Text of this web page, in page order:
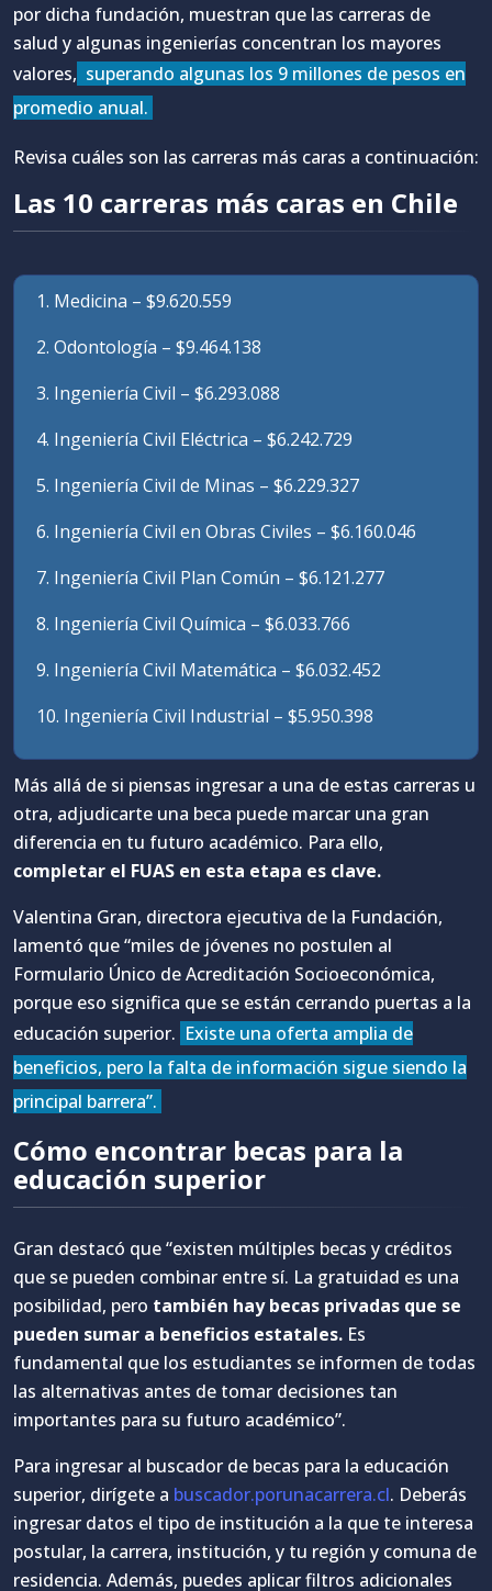
por dicha fundación, muestran que las carreras de
salud y algunas ingenierías concentran los mayores
valores, superando algunas los 9 millones de pesos en
promedio anual.
Revisa cuáles son las carreras más caras a continuación:
Las 10 carreras más caras en Chile
1. Medicina – $9.620.559
2. Odontología – $9.464.138
3. Ingeniería Civil – $6.293.088
4. Ingeniería Civil Eléctrica – $6.242.729
5. Ingeniería Civil de Minas – $6.229.327
6. Ingeniería Civil en Obras Civiles – $6.160.046
7. Ingeniería Civil Plan Común – $6.121.277
8. Ingeniería Civil Química – $6.033.766
9. Ingeniería Civil Matemática – $6.032.452
10. Ingeniería Civil Industrial – $5.950.398
Más allá de si piensas ingresar a una de estas carreras u
otra, adjudicarte una beca puede marcar una gran
diferencia en tu futuro académico. Para ello,
completar el FUAS en esta etapa es clave.
Valentina Gran, directora ejecutiva de la Fundación,
lamentó que “miles de jóvenes no postulen al
Formulario Único de Acreditación Socioeconómica,
porque eso significa que se están cerrando puertas a la
educación superior. Existe una oferta amplia de
beneficios, pero la falta de información sigue siendo la
principal barrera”.
Cómo encontrar becas para la
educación superior
Gran destacó que “existen múltiples becas y créditos
que se pueden combinar entre sí. La gratuidad es una
posibilidad, pero también hay becas privadas que se
pueden sumar a beneficios estatales. Es
fundamental que los estudiantes se informen de todas
las alternativas antes de tomar decisiones tan
importantes para su futuro académico”.
Para ingresar al buscador de becas para la educación
superior, dirígete a buscador.porunacarrera.cl. Deberás
ingresar datos el tipo de institución a la que te interesa
postular, la carrera, institución, y tu región y comuna de
residencia. Además, puedes aplicar filtros adicionales